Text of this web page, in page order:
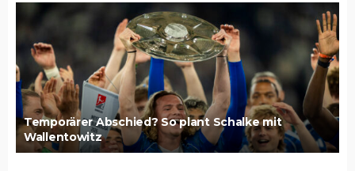
Temporärer Abschied? So plant Schalke mit
Wallentowitz